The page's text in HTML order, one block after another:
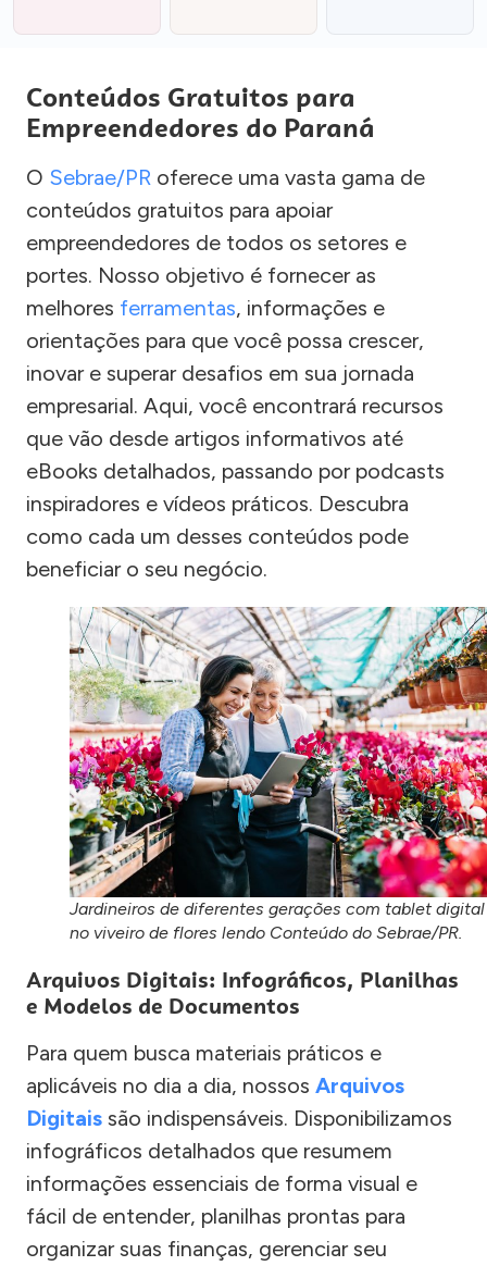
Conteúdos Gratuitos para
Empreendedores do Paraná
O Sebrae/PR oferece uma vasta gama de
conteúdos gratuitos para apoiar
empreendedores de todos os setores e
portes. Nosso objetivo é fornecer as
melhores ferramentas, informações e
orientações para que você possa crescer,
inovar e superar desafios em sua jornada
empresarial. Aqui, você encontrará recursos
que vão desde artigos informativos até
eBooks detalhados, passando por podcasts
inspiradores e vídeos práticos. Descubra
como cada um desses conteúdos pode
beneficiar o seu negócio.
Jardineiros de diferentes gerações com tablet digital
no viveiro de flores lendo Conteúdo do Sebrae/PR.
Arquivos Digitais: Infográficos, Planilhas
e Modelos de Documentos
Para quem busca materiais práticos e
aplicáveis no dia a dia, nossos Arquivos
Digitais são indispensáveis. Disponibilizamos
infográficos detalhados que resumem
informações essenciais de forma visual e
fácil de entender, planilhas prontas para
organizar suas finanças, gerenciar seu